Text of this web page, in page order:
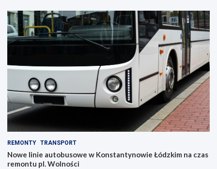
REMONTY TRANSPORT
Nowe linie autobusowe w Konstantynowie Łódzkim na czas
remontu pl. Wolności